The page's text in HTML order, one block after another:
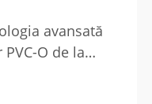
avansată
O de la
noi